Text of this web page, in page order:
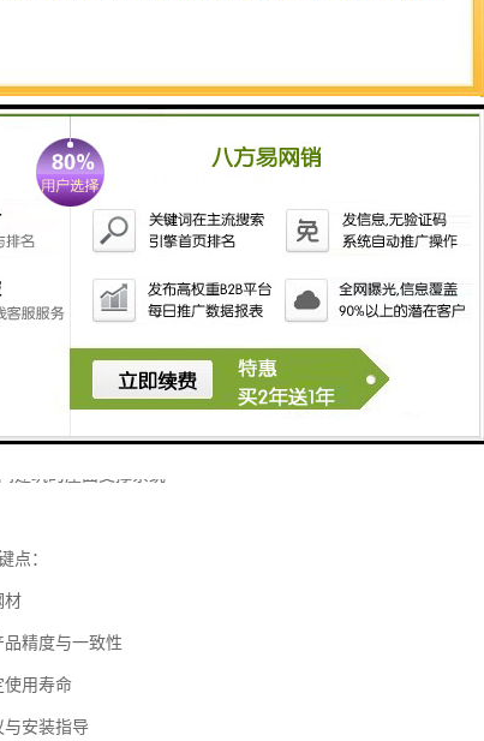
，抗震性能优越，能在较高烈度地震区保持结构完整性。
技术，可实现精准预制下料。
率，相比传统焊接桁架，安装速度显著提高，缩短了工程周期。
用于多种工程场景：
大空间无柱设计需求
点：
材
精度与一致性
使用寿命
与安装指导